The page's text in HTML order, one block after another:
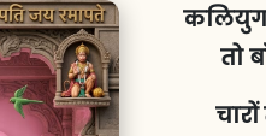
कलियुग
तो